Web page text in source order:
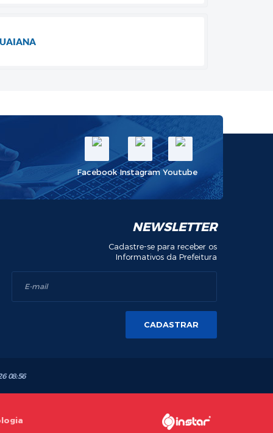
Facebook Instagram Youtube
NEWSLETTER
Cadastre-se para receber os
Informativos da Prefeitura
CADASTRAR
08:56